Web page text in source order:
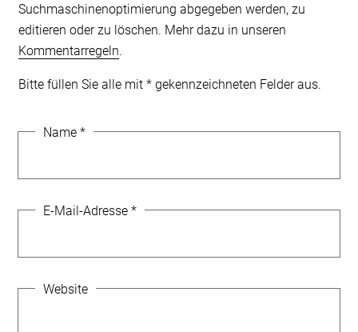
Suchmaschinenoptimierung abgegeben werden, zu
editieren oder zu löschen. Mehr dazu in unseren
Kommentarregeln.
Bitte füllen Sie alle mit * gekennzeichneten Felder aus.
Name *
E-Mail-Adresse *
Website